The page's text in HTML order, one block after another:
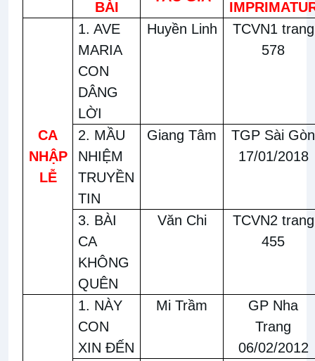
BÀI
CA
NHẬP
LỄ
1. AVE
MARIA
CON
DÂNG
LỜI
Huyền Linh
TCVN1 trang
578
2. MẦU
NHIỆM
TRUYỀN
TIN
Giang Tâm
TGP Sài Gòn
17/01/2018
3. BÀI
CA
KHÔNG
QUÊN
Văn Chi
TCVN2 trang
455
1. NÀY
CON
XIN ĐẾN
Mi Trầm
GP Nha
Trang
06/02/2012